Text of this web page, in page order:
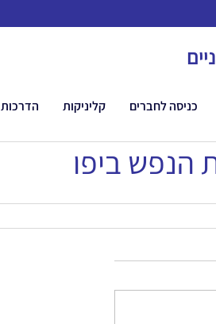
כניסה לחברים קליניקות הדרכות
הנפש ביפו